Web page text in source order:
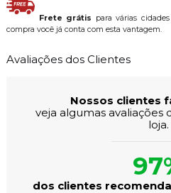
Frete grátis para várias
compra você já conta com esta vantagem.
Avaliações dos Clientes
Nossos clientes
veja algumas avaliações
loja.
dos clientes